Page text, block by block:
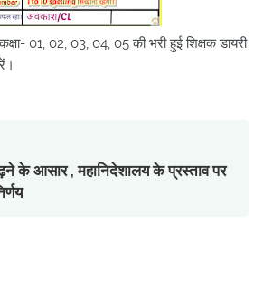
01, 02, 03, 04, 05 की भरी हुई शिक्षक डायरी
के आसार , महानिदेशालय के प्रस्ताव पर